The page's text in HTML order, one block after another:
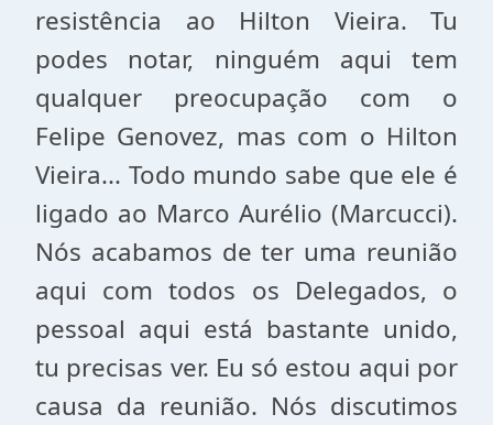
resistência ao Hilton Vieira. Tu
podes notar, ninguém aqui tem
qualquer preocupação com o
Felipe Genovez, mas com o Hilton
Vieira... Todo mundo sabe que ele é
ligado ao Marco Aurélio (Marcucci).
Nós acabamos de ter uma reunião
aqui com todos os Delegados, o
pessoal aqui está bastante unido,
tu precisas ver. Eu só estou aqui por
causa da reunião. Nós discutimos